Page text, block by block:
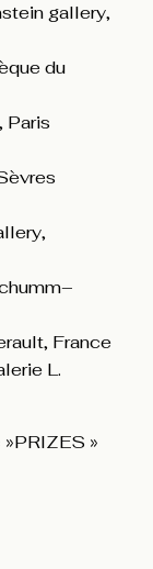
gallery,
du
Paris
France
L.
»